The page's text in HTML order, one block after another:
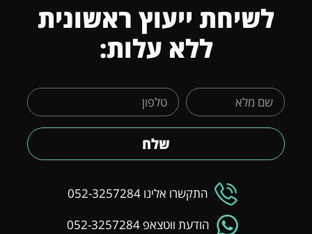
לשיחת ייעוץ ראשונית
ללא עלות:
שלח
התקשרו אלינו 052-3257284
הודעת ווטצאפ 052-3257284